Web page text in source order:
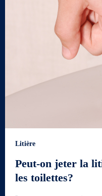
Litière
Peut-on jeter la
les toilettes?